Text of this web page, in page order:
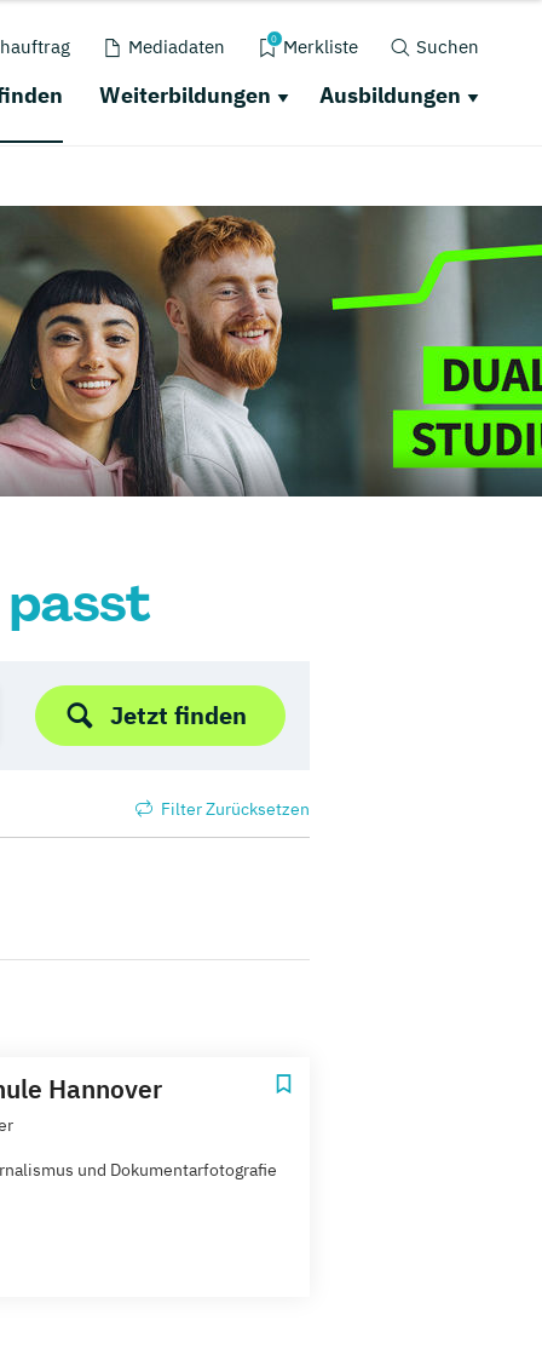
Mediadaten 0 Merkliste Suchen
Weiterbildungen Ausbildungen
passt
Jetzt finden
Filter Zurücksetzen
Hannover
und Dokumentarfotografie